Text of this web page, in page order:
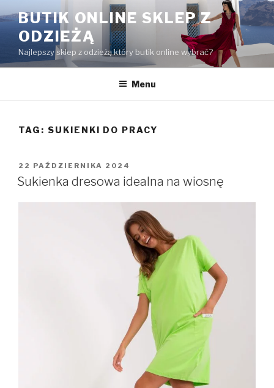
do
treści
BUTIK ONLINE SKLEP Z
ODZIEŻĄ
Najlepszy sklep z odzieżą który butik online wybrać?
Menu
TAG: SUKIENKI DO PRACY
OPUBLIKOWANE
W
22 PAŹDZIERNIKA 2024
Sukienka dresowa idealna na wiosnę